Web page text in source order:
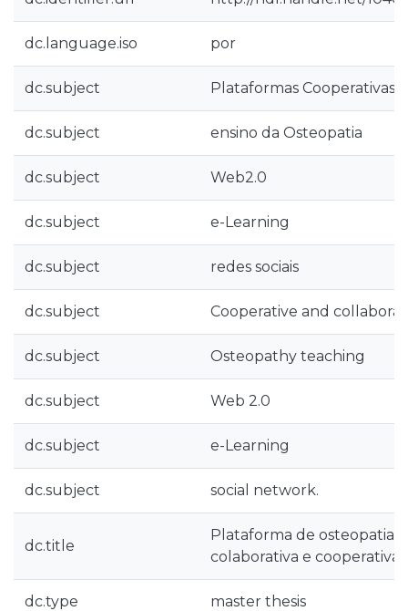
dc.language.iso por
dc.subject Plataformas Cooperativas
dc.subject ensino da Osteopatia
dc.subject Web2.0
dc.subject e-Learning
dc.subject redes sociais
dc.subject Cooperative and
dc.subject Osteopathy teaching
dc.subject Web 2.0
dc.subject e-Learning
dc.subject social network.
dc.title
Plataforma de osteopatia.
colaborativa e cooperativa
dc.type master thesis